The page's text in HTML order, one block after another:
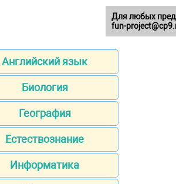
Английский язык
Биология
География
Естествознание
Информатика
Для любых
fun-